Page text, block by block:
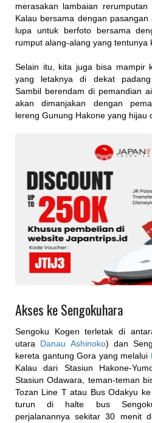
merasakan lambaian rerumputan
Kalau bersama dengan
lupa untuk berfoto bersama
rumput alang-alang yang tentunya
Selain itu, kita juga bisa mampir
yang letaknya di dekat padang
Sambil berendam di pemandian
akan dimanjakan dengan
lereng Gunung Hakone yang hijau
Akses ke Sengokuhara
Sengoku Kogen terletak di
utara Danau Ashinoko) dan
kereta gantung Gora yang melalui
Kalau dari Stasiun Hakone-
Stasiun Odawara, teman-teman
Tozan Line T atau Bus Odakyu
turun di halte bus
perjalanannya sekitar 30 menit